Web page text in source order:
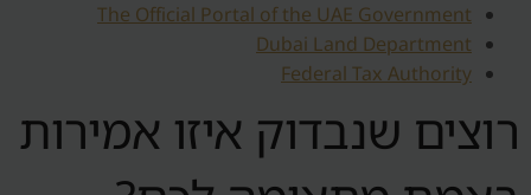
The Official Portal of the UAE Government
Dubai Land Department
Federal Tax Authority
רוצים שנבדוק איזו אמירות